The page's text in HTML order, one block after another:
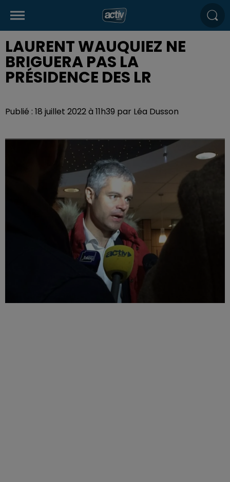
LAURENT WAUQUIEZ NE
BRIGUERA PAS LA
PRÉSIDENCE DES LR
Publié : 18 juillet 2022 à 11h39 par Léa Dusson